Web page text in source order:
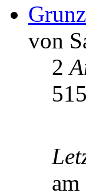
von
2
515